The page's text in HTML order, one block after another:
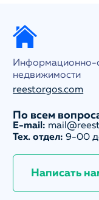
Информационно-
недвижимости
reestorgos.com
По всем
E-mail:
Тех. отдел: 9-00
Написать